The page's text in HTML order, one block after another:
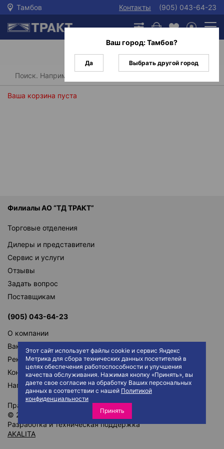
Этот сайт использует файлы cookie и сервис Яндекс
Метрика для сбора технических данных посетителей в
целях обеспечения работоспособности и улучшения
качества обслуживания. Нажимая кнопку «Принять», вы
даете свое согласие на обработку Ваших персональных
данных в соответствии с нашей Политикой
конфиденциальности
Принять
Тамбов Контакты (905) 043-64-23
Главная
Ваша корзина пуста
Ваш город:Тамбов?
Да Выбрать другой город
Филиалы АО “ТД ТРАКТ”
Торговые отделения
Дилеры и представители
Сервис и услуги
Отзывы
Задать вопрос
Поставщикам
(905) 043-64-23
О компании
Вакансии
Реквизиты
Контакты
Написать директору
Правила сайта
Политика конфиденциальности
© 2026 АО "ТД ТРАКТ"
Разработка и техническая поддержка
AKALITA